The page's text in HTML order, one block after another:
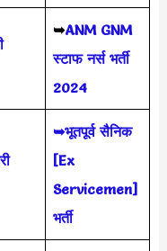
➥ANM GNM
स्टाफ नर्स भर्ती
2024
➥भूतपूर्व सैनिक
[Ex
Servicemen]
भर्ती